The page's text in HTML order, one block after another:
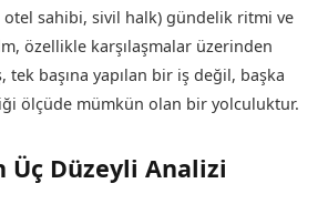
otel sahibi, sivil halk) gündelik ritmi ve
özellikle karşılaşmalar üzerinden
tek başına yapılan bir iş değil, başka
ölçüde mümkün olan bir yolculuktur.
Üç Düzeyli Analizi